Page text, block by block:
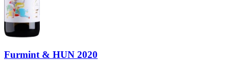
Furmint & HUN 2020